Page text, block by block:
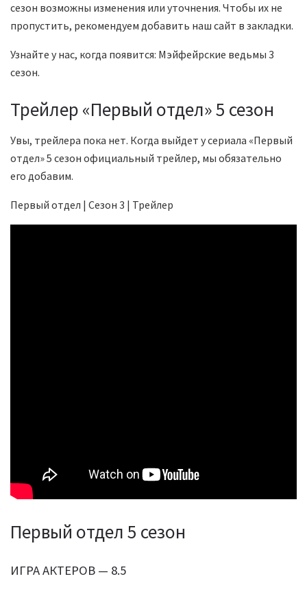
сезон возможны изменения или уточнения. Чтобы их не
пропустить, рекомендуем добавить наш сайт в закладки.
Узнайте у нас, когда появится: Мэйфейрские ведьмы 3
сезон.
Трейлер «Первый отдел» 5 сезон
Увы, трейлера пока нет. Когда выйдет у сериала «Первый
отдел» 5 сезон официальный трейлер, мы обязательно
его добавим.
Первый отдел | Сезон 3 | Трейлер
Первый отдел 5 сезон
ИГРА АКТЕРОВ — 8.5